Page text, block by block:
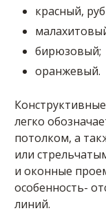
красный,
бирюзовый;
оранжевый.
легко
потолком, а
или
и оконные
особенность-
линий.